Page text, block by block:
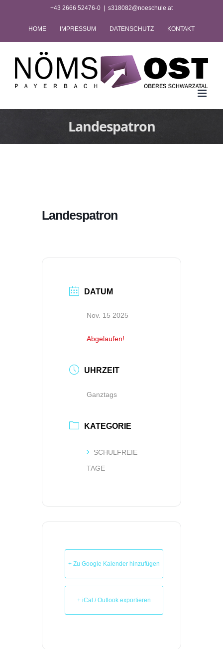
+43 2666 52476-0 s318082@noeschule.at
HOME IMPRESSUM DATENSCHUTZ KONTAKT
Landespatron
Landespatron
DATUM
Nov. 15 2025
Abgelaufen!
UHRZEIT
Ganztags
KATEGORIE
SCHULFREIE
TAGE
+ Zu Google Kalender hinzufügen
+ iCal / Outlook exportieren